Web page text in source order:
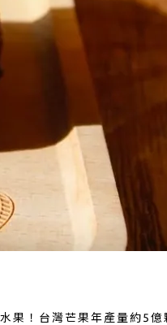
果！台灣芒果年產量約5